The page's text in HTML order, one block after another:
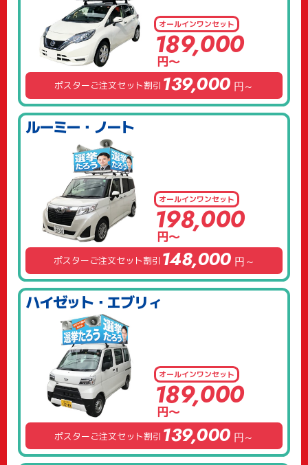
オールインワンセット
189,000
円～
ポスターご注文セット割引 139,000 円～
ルーミー・ノート
オールインワンセット
198,000
円～
ポスターご注文セット割引 148,000 円～
ハイゼット・エブリィ
オールインワンセット
189,000
円～
ポスターご注文セット割引 139,000 円～